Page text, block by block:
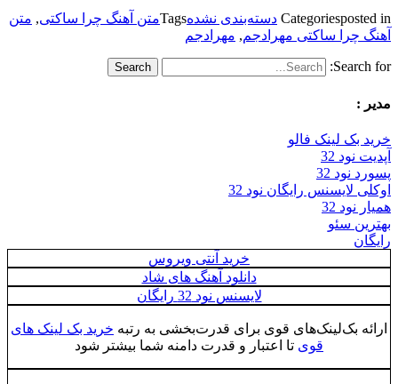
Categoriesposted in دسته‌بندی نشدهTagsمتن آهنگ چرا ساکتی, متن
آهنگ چرا ساکتی مهرادجم, مهرادجم
Search for:
مدیر :
خرید بک لینک فالو
آپدیت نود 32
پسورد نود 32
اوکلی لایسنس رایگان نود 32
همیار نود 32
بهترین سئو
رایگان
خرید آنتی ویروس
دانلود آهنگ های شاد
لایسنس نود 32 رایگان
ارائه بک‌لینک‌های قوی برای قدرت‌بخشی به رتبه خرید بک لینک های
قوی تا اعتبار و قدرت دامنه شما بیشتر شود